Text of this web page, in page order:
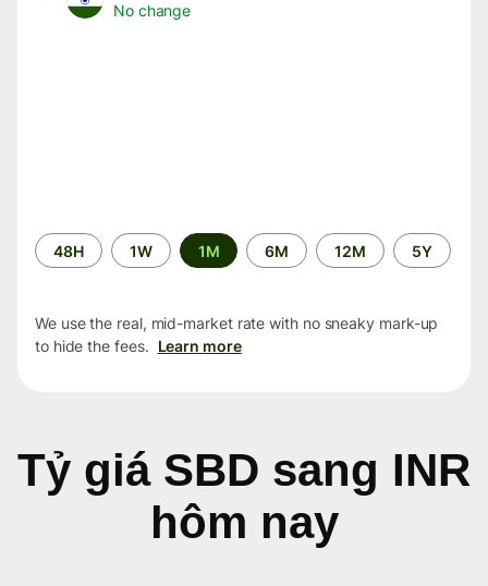
No change
Time
period
48H 1W 1M 6M 12M 5Y
We use the real, mid-market rate with no sneaky mark-up
to hide the fees. Learn more
Tỷ giá SBD sang INR
hôm nay